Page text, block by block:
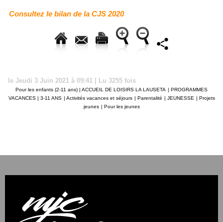
Consultez le bilan de la CJS 2020
le Jeudi 3 Juin 2021 à 09:41 | Lu 3255 fois
Pour les enfants (2-11 ans) | ACCUEIL DE LOISIRS LA LAUSETA
PROGRAMMES
VACANCES | 3-11 ANS
Activités vacances et séjours Parentalité JEUNESSE
Projets
jeunes
Pour les jeunes